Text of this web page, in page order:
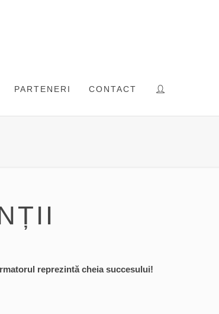
PARTENERI CONTACT
reprezintă cheia succesului!